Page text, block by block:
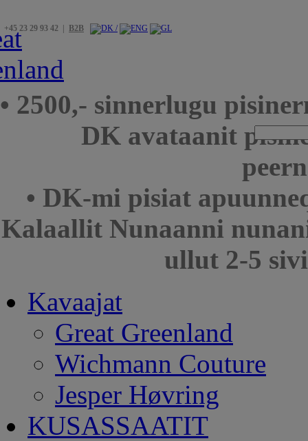
+45 23 29 93 42 | B2B
• 2500,- sinnerlugu
DK avataanit
• DK-mi pisiat
Kalaallit Nunaanni
ullut 2-5
Kavaajat
Great Greenland
Wichmann Couture
Jesper Høvring
KUSASSAATIT